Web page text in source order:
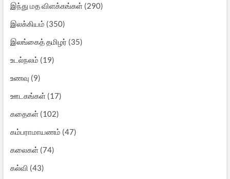
இந்து மத விளக்கங்கள்(290)
இலக்கியம் (350)
இலங்கைத் தமிழர் (35)
உடல்நலம் (19)
உணவு (9)
ஊடகங்கள்(17)
கதைகள்(102)
கம்பராமாயணம் (47)
கலைகள்(74)
கல்வி (43)